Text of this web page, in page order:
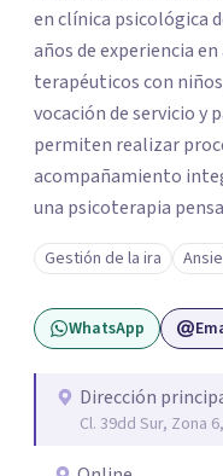
en clínica psicológica
años de experiencia
terapéuticos con
vocación de servicio y
permiten realizar
acompañamiento
una psicoterapia
Gestión de la ira
WhatsApp
Dirección
Cl. 39dd Sur, Zona